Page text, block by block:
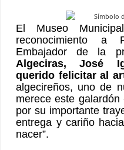
El Museo
reconocimiento
Embajador de la
Algeciras, José
querido felicitar al
algecireños, uno de
merece este
por su importante
entrega y cariño
nacer”.